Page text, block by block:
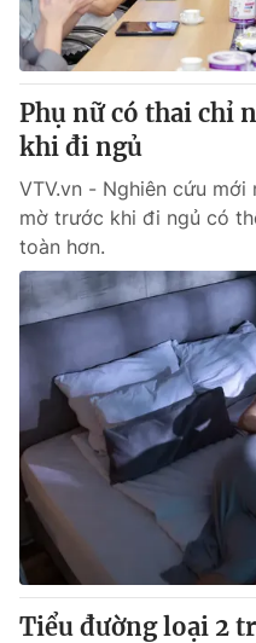
Sản phẩm
Thị trường
Tư vấn
Lịch phát sóng
Chuyên mục khác
Emagazine
Photo
Video
VTV Money
VTV Sức khoẻ
Thị trường 24h
VTV4
Phụ nữ có thai chỉ
khi đi ngủ
VTV.vn - Nghiên cứu
mờ trước khi đi ngủ có
toàn hơn.
Tiểu đường loại 2